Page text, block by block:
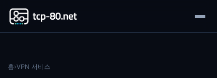
홈›VPN 서비스